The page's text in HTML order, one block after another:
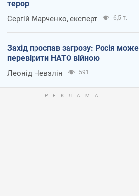
терор
Сергій Марченко, експерт 6,5 т.
Захід проспав загрозу: Росія може
перевірити НАТО війною
Леонід Невзлін 591